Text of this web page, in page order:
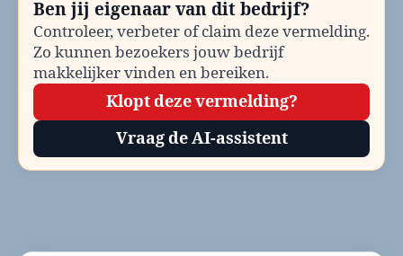
contactinformatie
Ben jij eigenaar van dit bedrijf?
Controleer, verbeter of claim deze vermelding.
Zo kunnen bezoekers jouw bedrijf
makkelijker vinden en bereiken.
Klopt deze vermelding?
Vraag de AI-assistent